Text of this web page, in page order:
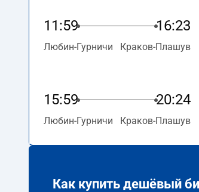
11:59 16:23
Любин-Гурничи Краков-Плашув
15:59 20:24
Любин-Гурничи Краков-Плашув
Как купить дешёвый